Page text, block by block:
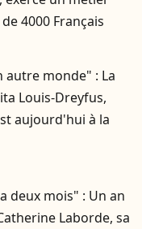
4000 Français
autre monde" : La
Louis-Dreyfus,
aujourd'hui à la
deux mois" : Un an
Laborde, sa